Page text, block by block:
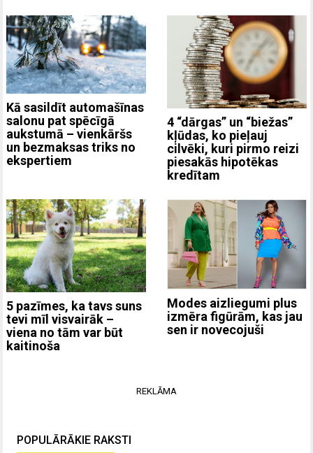
Kā sasildīt automašīnas
salonu pat spēcīgā
aukstumā – vienkāršs
un bezmaksas triks no
ekspertiem
4 “dārgas” un “biežas”
kļūdas, ko pieļauj
cilvēki, kuri pirmo reizi
piesakās hipotēkas
kredītam
5 pazīmes, ka tavs suns
tevi mīl visvairāk –
viena no tām var būt
kaitinoša
Modes aizliegumi plus
izmēra figūrām, kas jau
sen ir novecojuši
REKLĀMA
POPULĀRĀKIE RAKSTI